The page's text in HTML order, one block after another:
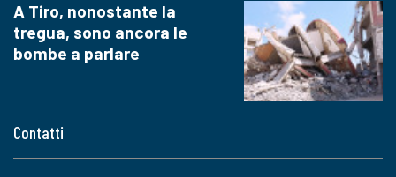
Contatti
A Tiro, nonostante la
tregua, sono ancora le
bombe a parlare